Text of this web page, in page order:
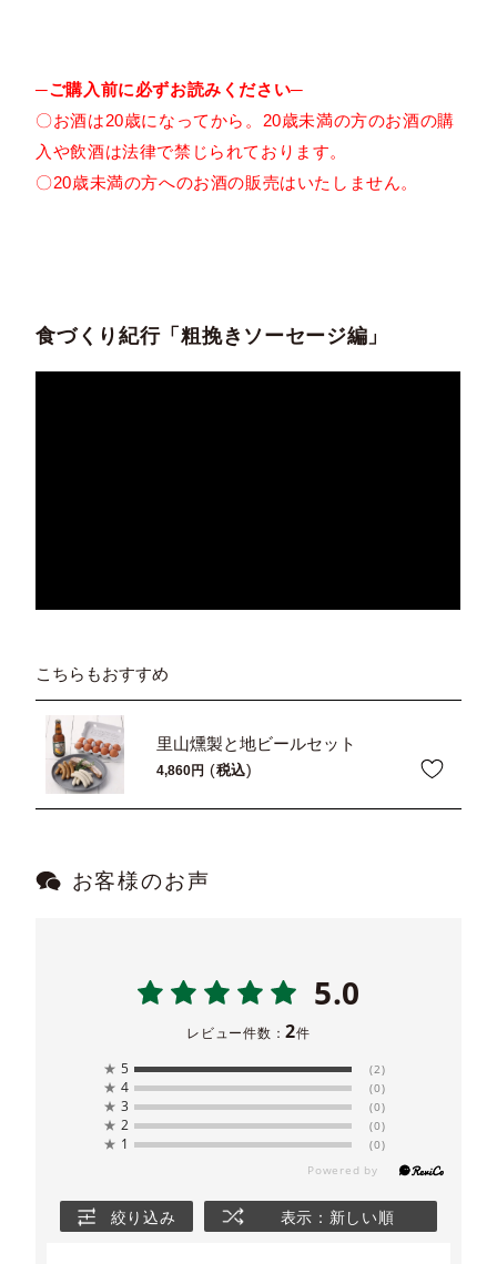
─ご購入前に必ずお読みください─
〇お酒は20歳になってから。20歳未満の方のお酒の購
入や飲酒は法律で禁じられております。
〇20歳未満の方へのお酒の販売はいたしません。
食づくり紀行「粗挽きソーセージ編」
こちらもおすすめ
里山燻製と地ビールセット
4,860 税込
お客様のお声
5.0
レビュー件数：2件
★ 5 (2)
★ 4 (0)
★ 3 (0)
★ 2 (0)
★ 1 (0)
絞り込み 表示：新しい順